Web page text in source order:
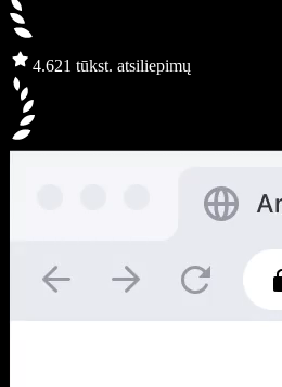
4.621 tūkst. atsiliepimų